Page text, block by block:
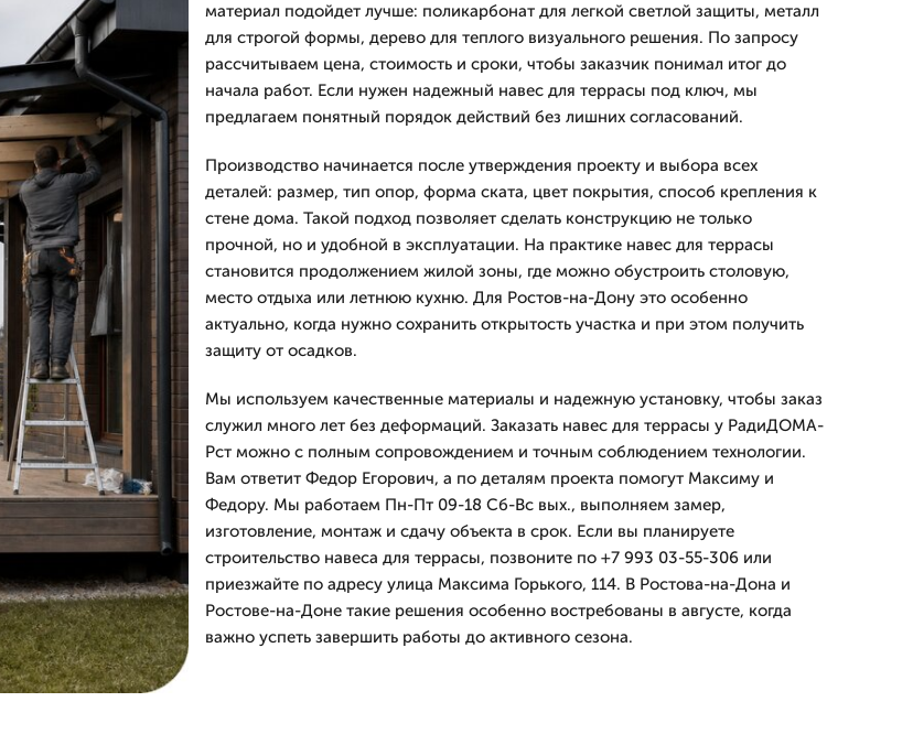
материал подойдет лучше: поликарбонат для легкой светлой защиты, металл
для строгой формы, дерево для теплого визуального решения. По запросу
рассчитываем цена, стоимость и сроки, чтобы заказчик понимал итог до
начала работ. Если нужен надежный навес для террасы под ключ, мы
предлагаем понятный порядок действий без лишних согласований.
Производство начинается после утверждения проекту и выбора всех
деталей: размер, тип опор, форма ската, цвет покрытия, способ крепления к
стене дома. Такой подход позволяет сделать конструкцию не только
прочной, но и удобной в эксплуатации. На практике навес для террасы
становится продолжением жилой зоны, где можно обустроить столовую,
место отдыха или летнюю кухню. Для Ростов-на-Дону это особенно
актуально, когда нужно сохранить открытость участка и при этом получить
защиту от осадков.
Мы используем качественные материалы и надежную установку, чтобы заказ
служил много лет без деформаций. Заказать навес для террасы у РадиДОМА-
Рст можно с полным сопровождением и точным соблюдением технологии.
Вам ответит Федор Егорович, а по деталям проекта помогут Максиму и
Федору. Мы работаем Пн-Пт 09-18 Сб-Вс вых., выполняем замер,
изготовление, монтаж и сдачу объекта в срок. Если вы планируете
строительство навеса для террасы, позвоните по +7 993 03-55-306 или
приезжайте по адресу улица Максима Горького, 114. В Ростова-на-Дона и
Ростове-на-Доне такие решения особенно востребованы в августе, когда
важно успеть завершить работы до активного сезона.